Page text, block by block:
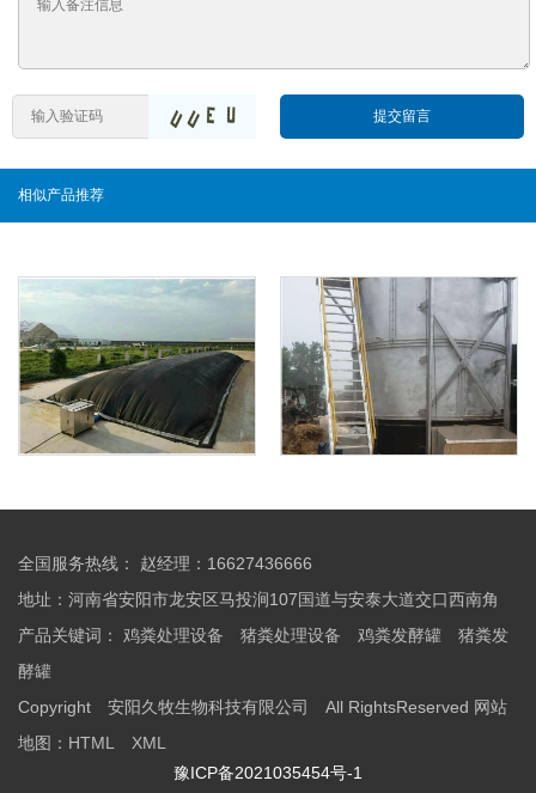
提交留言
相似产品推荐
全国服务热线： 赵经理：16627436666
地址：河南省安阳市龙安区马投涧107国道与安泰大道交口西南角
产品关键词： 鸡粪处理设备 猪粪处理设备 鸡粪发酵罐
猪粪发
酵罐
Copyright 安阳久牧生物科技有限公司 All RightsReserved 网站
地图： HTML
XML
豫ICP备2021035454号-1